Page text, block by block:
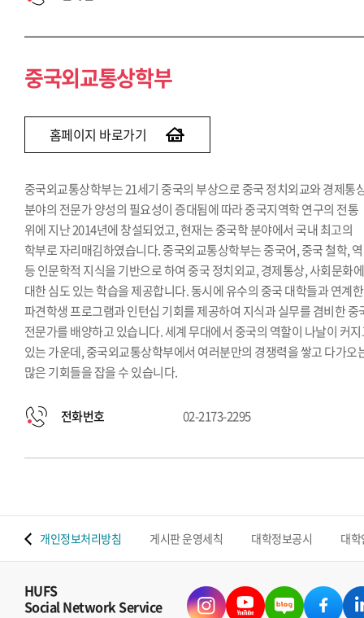
중국외교통상학부
홈페이지 바로가기
중국외교통상학부는 21세기 중국의 부상으로 중국 정치외교와 경제통
분야의 전문가 양성의 필요성이 증대됨에 따라 중국지역학 연구의 전통
위에 지난 2014년에 창설되었고, 현재는 중국학 분야에서 국내 최고의
학부로 자리매김하였습니다. 중국외교통상학부는 중국어, 중국 철학,
등 인문학적 지식을 기반으로 하여 중국 정치외교, 경제통상, 사회문화에
대한 심도 있는 학습을 제공합니다. 동시에 유수의 중국 대학들과 연계한
파견학생 프로그램과 인턴십 기회를 제공하여 지식과 실무를 겸비한 중
전문가를 배양하고 있습니다. 세계 무대에서 중국의 역할이 나날이 커
있는 가운데, 중국외교통상학부에서 여러분만의 경쟁력을 쌓고 다가오
많은 기회들을 잡을 수 있습니다.
전화번호 02-2173-2295
개인정보처리방침 게시판 운영세칙 대학정보공시 대
HUFS
Social Network Service